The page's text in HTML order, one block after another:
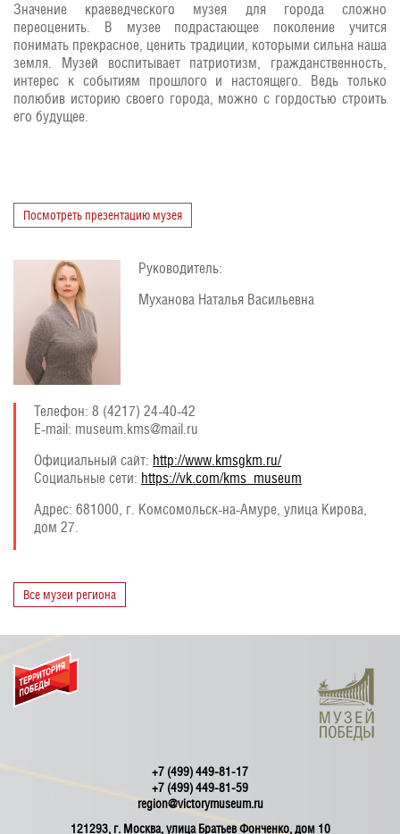
Значение краеведческого музея для города сложно
переоценить. В музее подрастающее поколение учится
понимать прекрасное, ценить традиции, которыми сильна наша
земля. Музей воспитывает патриотизм, гражданственность,
интерес к событиям прошлого и настоящего. Ведь только
полюбив историю своего города, можно с гордостью строить
его будущее.
Посмотреть презентацию музея
Руководитель:
Муханова Наталья Васильевна
Телефон: 8 (4217) 24-40-42
E-mail: museum.kms@mail.ru
Официальный сайт: http://www.kmsgkm.ru/
Социальные сети: https://vk.com/kms_museum
Адрес: 681000, г. Комсомольск-на-Амуре, улица Кирова,
дом 27.
Все музеи региона
+7 (499) 449-81-17
+7 (499) 449-81-59
region@victorymuseum.ru
121293, г. Москва, улица Братьев Фонченко, дом 10